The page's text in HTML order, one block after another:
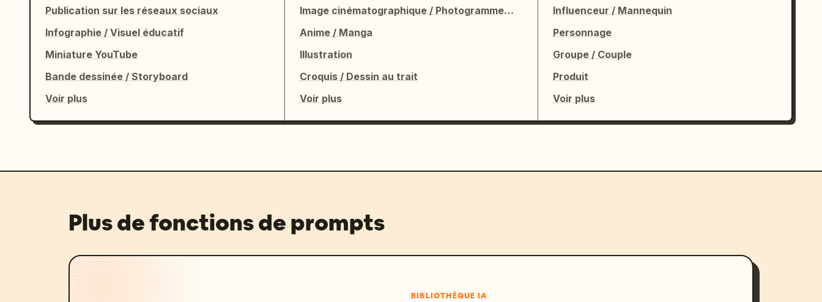
Publication sur les réseaux sociaux
Infographie / Visuel éducatif
Miniature YouTube
Bande dessinée / Storyboard
Voir plus
Image cinématographique / Photogramme de film
Anime / Manga
Illustration
Croquis / Dessin au trait
Voir plus
Influenceur / Mannequin
Personnage
Groupe / Couple
Produit
Voir plus
Plus de fonctions de prompts
BIBLIOTHÈQUE IA